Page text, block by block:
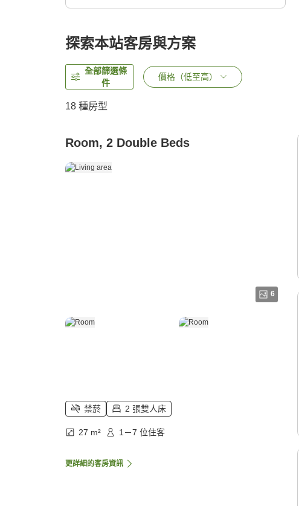
探索本站客房與方案
全部篩選條
件
價格（低至高）
18 種房型
Room, 2 Double Beds
6
禁菸 2 張雙人床
27 m² 1－7 位住客
更詳細的客房資訊